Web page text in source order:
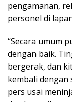
pengamanan,
personel di
“Secara umum
dengan baik.
bergerak, dan
kembali dengan
pers usai